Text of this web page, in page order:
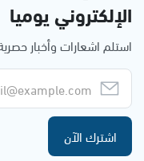
الإلكتروني يوميا
استلم اشعارات وأخبار
اشترك الآن